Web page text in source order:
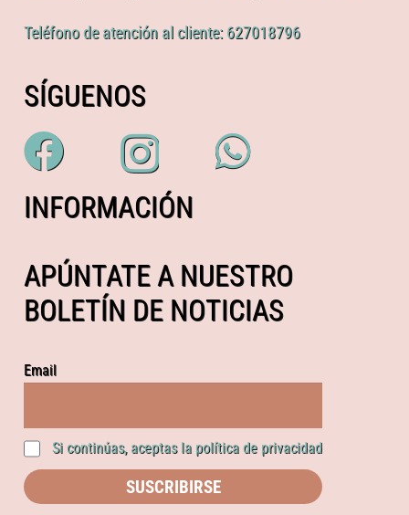
Teléfono de atención al cliente: 627018796
SÍGUENOS
INFORMACIÓN
APÚNTATE A NUESTRO
BOLETÍN DE NOTICIAS
Email
Si continúas, aceptas la política de privacidad